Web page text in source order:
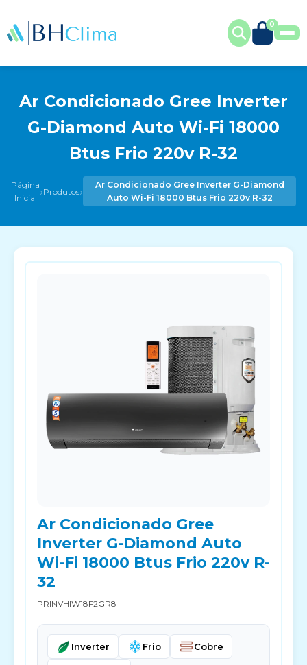
0
Ar Condicionado Gree Inverter
G-Diamond Auto Wi-Fi 18000
Btus Frio 220v R-32
Página
Inicial ›Produtos›
Ar Condicionado Gree Inverter G-Diamond
Auto Wi-Fi 18000 Btus Frio 220v R-32
Ar Condicionado Gree
Inverter G-Diamond Auto
Wi-Fi 18000 Btus Frio 220v R-
32
PRINVHIW18F2GR8
Inverter Frio Cobre